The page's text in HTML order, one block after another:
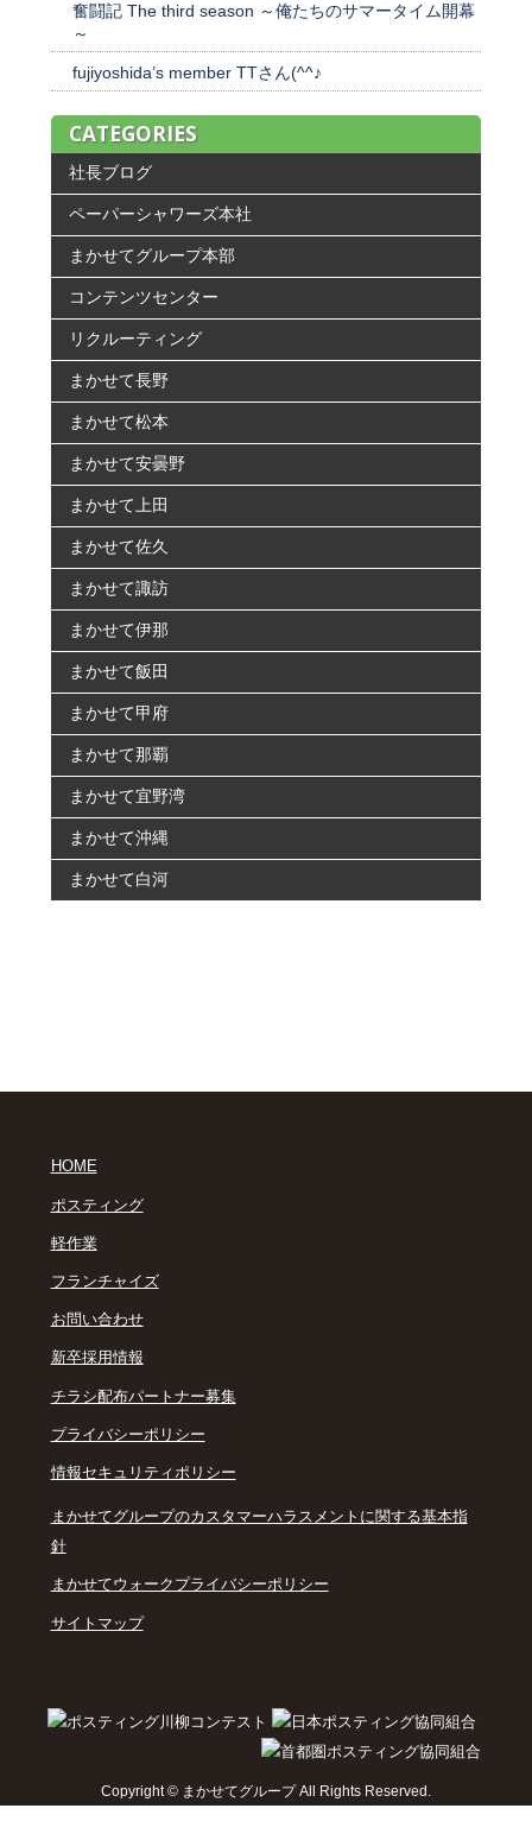
奮闘記 The third season ～俺たちのサマータイム開幕
～
fujiyoshida’s member TTさん(^^♪
CATEGORIES
社長ブログ
ペーパーシャワーズ本社
まかせてグループ本部
コンテンツセンター
リクルーティング
まかせて長野
まかせて松本
まかせて安曇野
まかせて上田
まかせて佐久
まかせて諏訪
まかせて伊那
まかせて飯田
まかせて甲府
まかせて那覇
まかせて宜野湾
まかせて沖縄
まかせて白河
HOME｜
ポスティング｜
軽作業｜
フランチャイズ｜
お問い合わせ｜
新卒採用情報
チラシ配布パートナー募集｜
プライバシーポリシー
情報セキュリティポリシー
まかせてグループのカスタマーハラスメントに関する基本指
針｜
まかせてウォークプライバシーポリシー
サイトマップ｜
Copyright © まかせてグループ All Rights Reserved.